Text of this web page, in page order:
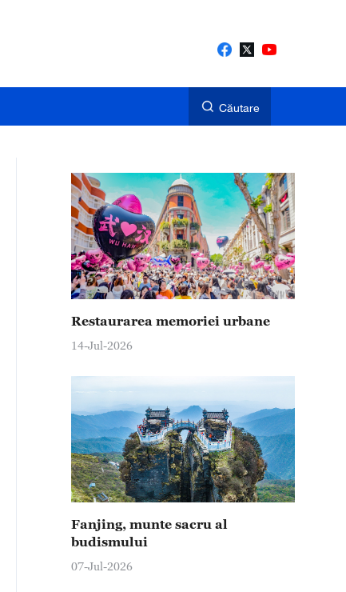
Căutare
Restaurarea memoriei urbane
14-Jul-2026
Fanjing, munte sacru al
budismului
07-Jul-2026